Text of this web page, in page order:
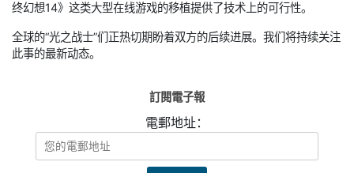
终幻想14》这类大型在线游戏的移植提供了技术上的可行性。
全球的“光之战士”们正热切期盼着双方的后续进展。我们将持续关注
此事的最新动态。
訂閱電子報
電郵地址：